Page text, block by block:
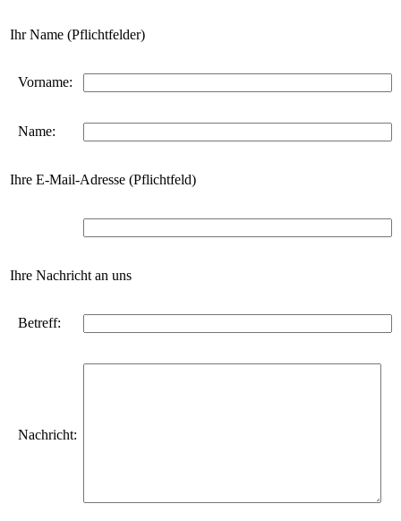
Ihr Name (Pflichtfelder)
Vorname:
Name:
Ihre E-Mail-Adresse (Pflichtfeld)
Ihre Nachricht an uns
Betreff:
Nachricht: